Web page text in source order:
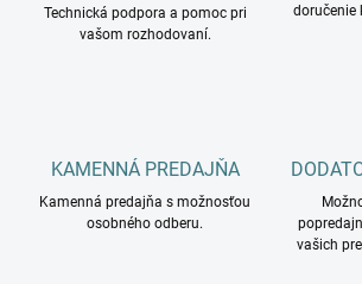
Technická podpora a pomoc pri
vašom rozhodovaní.
doručenie
KAMENNÁ PREDAJŇA
Kamenná predajňa s možnosťou
osobného odberu.
vašich